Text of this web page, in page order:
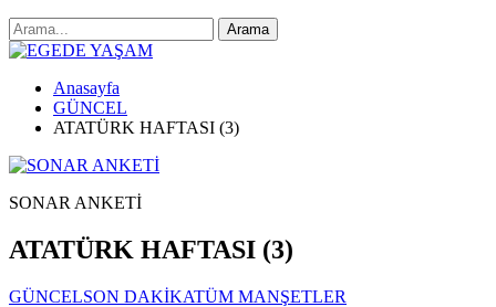
Anasayfa
GÜNCEL
ATATÜRK HAFTASI (3)
SONAR ANKETİ
ATATÜRK HAFTASI (3)
GÜNCELSON DAKİKATÜM MANŞETLER